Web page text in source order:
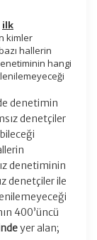
ilk
kimler
hallerin
hangi
denetimin
denetçiler
denetiminin
denetçiler ile
400’üncü
yer alan;